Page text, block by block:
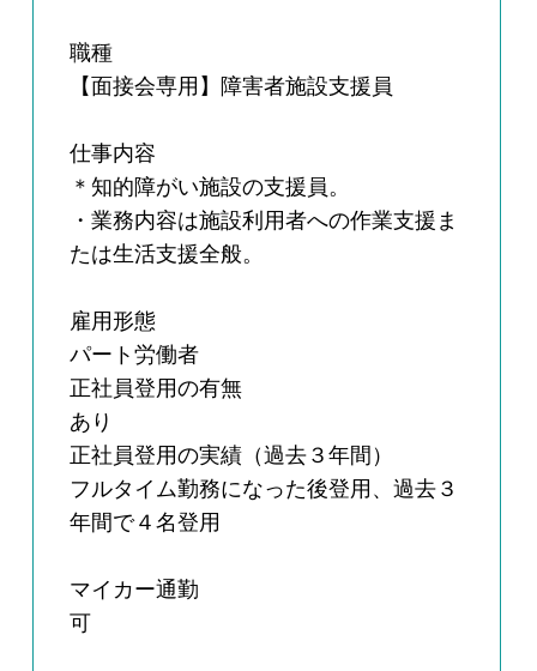
職種
【面接会専用】障害者施設支援員
仕事内容
＊知的障がい施設の支援員。
・業務内容は施設利用者への作業支援ま
たは生活支援全般。
雇用形態
パート労働者
正社員登用の有無
あり
正社員登用の実績（過去３年間）
フルタイム勤務になった後登用、過去３
年間で４名登用
マイカー通勤
可